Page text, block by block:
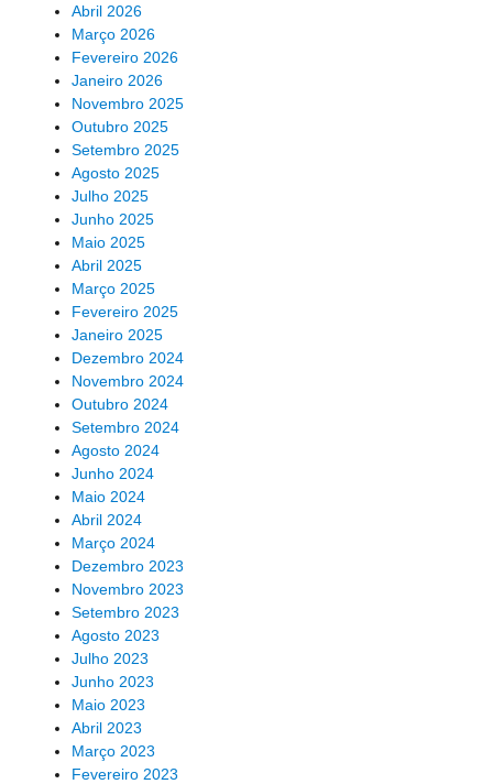
Abril 2026
Março 2026
Fevereiro 2026
Janeiro 2026
Novembro 2025
Outubro 2025
Setembro 2025
Agosto 2025
Julho 2025
Junho 2025
Maio 2025
Abril 2025
Março 2025
Fevereiro 2025
Janeiro 2025
Dezembro 2024
Novembro 2024
Outubro 2024
Setembro 2024
Agosto 2024
Junho 2024
Maio 2024
Abril 2024
Março 2024
Dezembro 2023
Novembro 2023
Setembro 2023
Agosto 2023
Julho 2023
Junho 2023
Maio 2023
Abril 2023
Março 2023
Fevereiro 2023